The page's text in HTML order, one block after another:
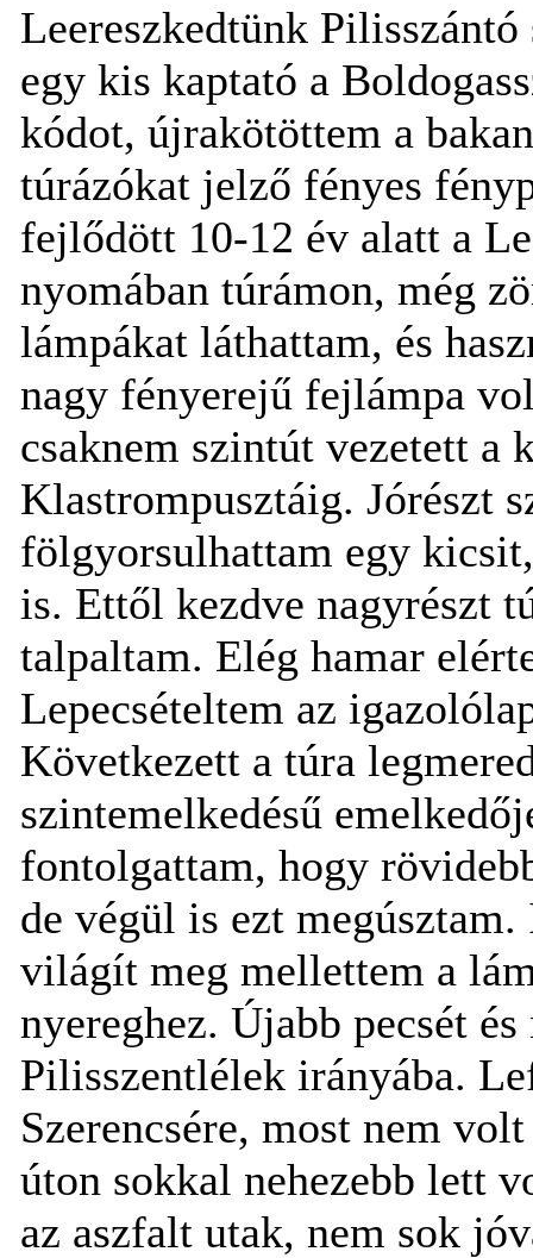
Leereszkedtünk
egy kis kaptató a
kódot, újrakötöttem a
túrázókat jelző fényes
fejlődött 10-12 év alatt a
nyomában túrámon, még
lámpákat láthattam, és
nagy fényerejű fejlámpa
csaknem szintút vezetett a
Klastrompusztáig. Jórészt
fölgyorsulhattam egy
is. Ettől kezdve nagyrészt
talpaltam. Elég hamar
Lepecsételtem az
Következett a túra
szintemelkedésű
fontolgattam, hogy
de végül is ezt
világít meg mellettem a
nyereghez. Újabb pecsét
Pilisszentlélek irányába.
Szerencsére, most nem
úton sokkal nehezebb lett
az aszfalt utak, nem sok